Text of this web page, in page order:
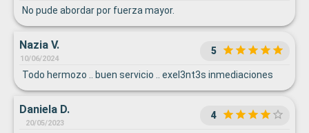
No pude abordar por fuerza mayor.
Nazia V.
10/06/2024
5
Todo hermozo .. buen servicio .. exel3nt3s inmediaciones
Daniela D.
20/05/2023
4